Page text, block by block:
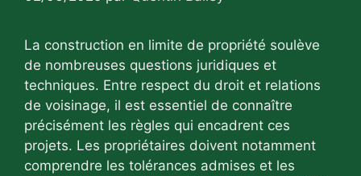
La construction en limite de propriété soulève
de nombreuses questions juridiques et
techniques. Entre respect du droit et relations
de voisinage, il est essentiel de connaître
précisément les règles qui encadrent ces
projets. Les propriétaires doivent notamment
comprendre les tolérances admises et les